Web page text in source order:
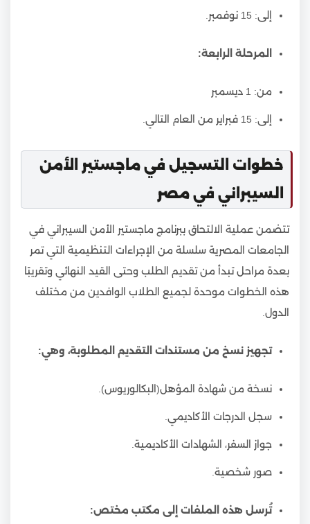
إلى: 15 نوفمبر.
المرحلة الرابعة:
من: 1 ديسمبر
إلى: 15 فبراير من العام التالي.
خطوات التسجيل في ماجستير الأمن
السيبراني في مصر
تتضمن عملية الالتحاق ببرنامج ماجستير الأمن السيبراني في
الجامعات المصرية سلسلة من الإجراءات التنظيمية التي تمر
بعدة مراحل تبدأ من تقديم الطلب وحتى القيد النهائي وتقريبًا
هذه الخطوات موحدة لجميع الطلاب الوافدين من مختلف
الدول.
تجهيز نسخ من مستندات التقديم المطلوبة، وهي:
نسخة من شهادة المؤهل(البكالوريوس).
سجل الدرجات الأكاديمي.
جواز السفر، الشهادات الأكاديمية.
صور شخصية.
تُرسل هذه الملفات إلى مكتب مختص: